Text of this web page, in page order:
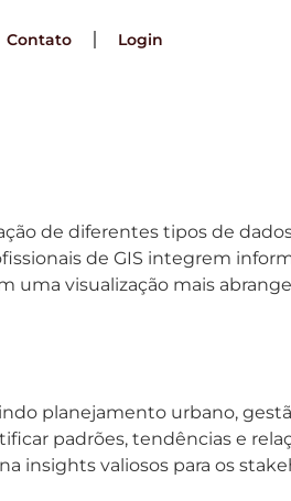
Contato Login
de diferentes tipos de
de GIS integrem
uma visualização mais
planejamento urbano,
padrões, tendências e
insights valiosos para os